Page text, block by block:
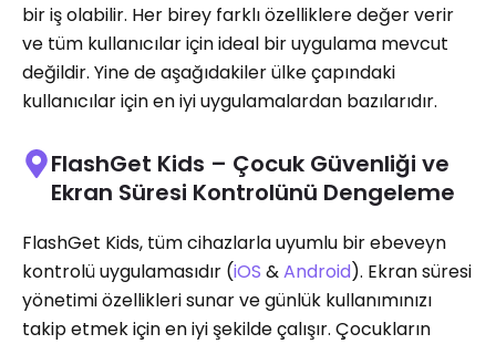
bir iş olabilir. Her birey farklı özelliklere değer verir
ve tüm kullanıcılar için ideal bir uygulama mevcut
değildir. Yine de aşağıdakiler ülke çapındaki
kullanıcılar için en iyi uygulamalardan bazılarıdır.
FlashGet Kids – Çocuk Güvenliği ve
Ekran Süresi Kontrolünü Dengeleme
FlashGet Kids, tüm cihazlarla uyumlu bir ebeveyn
kontrolü uygulamasıdır (iOS &Android). Ekran süresi
yönetimi özellikleri sunar ve günlük kullanımınızı
takip etmek için en iyi şekilde çalışır. Çocukların